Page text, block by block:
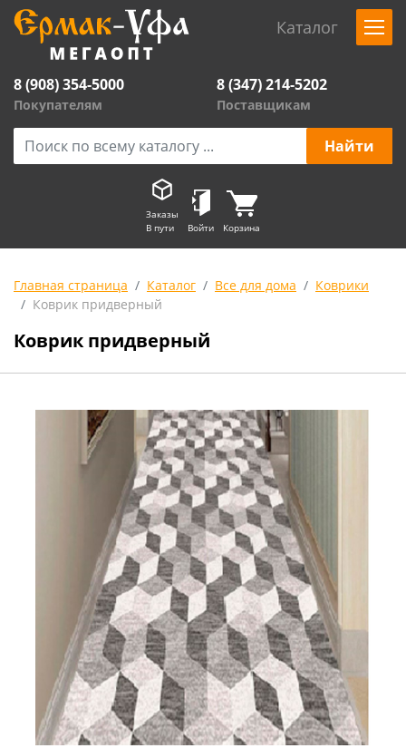
Каталог
8 (908) 354-5000
Покупателям
8 (347) 214-5202
Поставщикам
Заказы
В пути
Войти Корзина
Главная страница Каталог Все для дома
Коврики
Коврик придверный
Коврик придверный